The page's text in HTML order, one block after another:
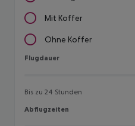
Mit Koffer
Ohne Koffer
Flugdauer
Flugdauer
Bis zu 24 Stunden
Abflugzeiten
Abflugzeiten